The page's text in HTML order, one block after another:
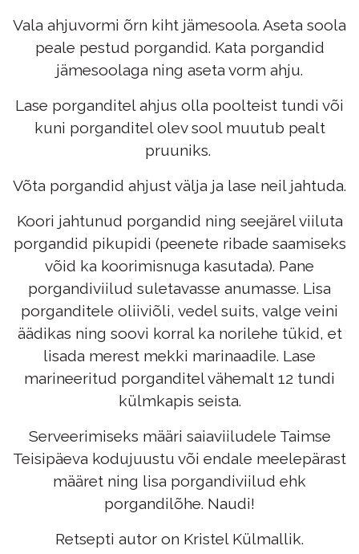
Vala ahjuvormi õrn kiht jämesoola. Aseta soola
peale pestud porgandid. Kata porgandid
jämesoolaga ning aseta vorm ahju.
Lase porganditel ahjus olla poolteist tundi või
kuni porganditel olev sool muutub pealt
pruuniks.
Võta porgandid ahjust välja ja lase neil jahtuda.
Koori jahtunud porgandid ning seejärel viiluta
porgandid pikupidi (peenete ribade saamiseks
võid ka koorimisnuga kasutada). Pane
porgandiviilud suletavasse anumasse. Lisa
porganditele oliiviõli, vedel suits, valge veini
äädikas ning soovi korral ka norilehe tükid, et
lisada merest mekki marinaadile. Lase
marineeritud porganditel vähemalt 12 tundi
külmkapis seista.
Serveerimiseks määri saiaviiludele Taimse
Teisipäeva kodujuustu või endale meelepärast
määret ning lisa porgandiviilud ehk
porgandilõhe. Naudi!
Retsepti autor on Kristel Külmallik.